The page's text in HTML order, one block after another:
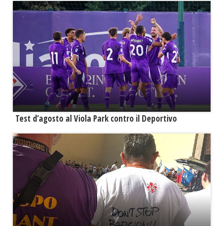
Test d’agosto al Viola Park contro il Deportivo